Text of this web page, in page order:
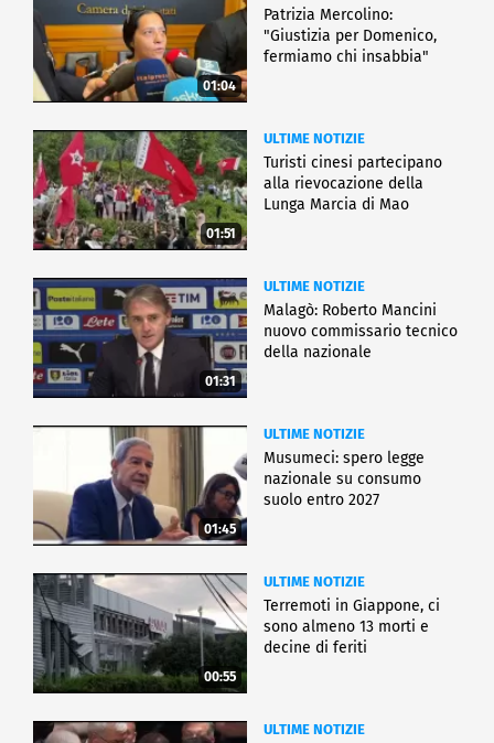
01:04
Patrizia Mercolino:
"Giustizia per Domenico,
fermiamo chi insabbia"
01:51
ULTIME NOTIZIE
Turisti cinesi partecipano
alla rievocazione della
Lunga Marcia di Mao
01:31
ULTIME NOTIZIE
Malagò: Roberto Mancini
nuovo commissario tecnico
della nazionale
01:45
ULTIME NOTIZIE
Musumeci: spero legge
nazionale su consumo
suolo entro 2027
00:55
ULTIME NOTIZIE
Terremoti in Giappone, ci
sono almeno 13 morti e
decine di feriti
ULTIME NOTIZIE